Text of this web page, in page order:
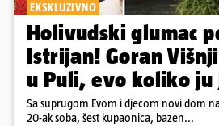
EKSKLUZIVNO
Holivudski glumac
Istrijan! Goran
u Puli, evo koliko
Sa suprugom Evom i djecom novi dom
20-ak soba, šest kupaonica, bazen...